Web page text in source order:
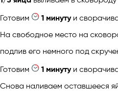
Готовим
1 минутуи
На свободное место на
подлив его немного под
Готовим
1 минутуи
Снова наливаем оставшееся